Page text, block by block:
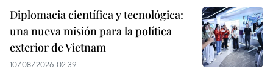
Diplomacia científica y tecnológica:
una nueva misión para la política
exterior de Vietnam
10/08/2026 02:39